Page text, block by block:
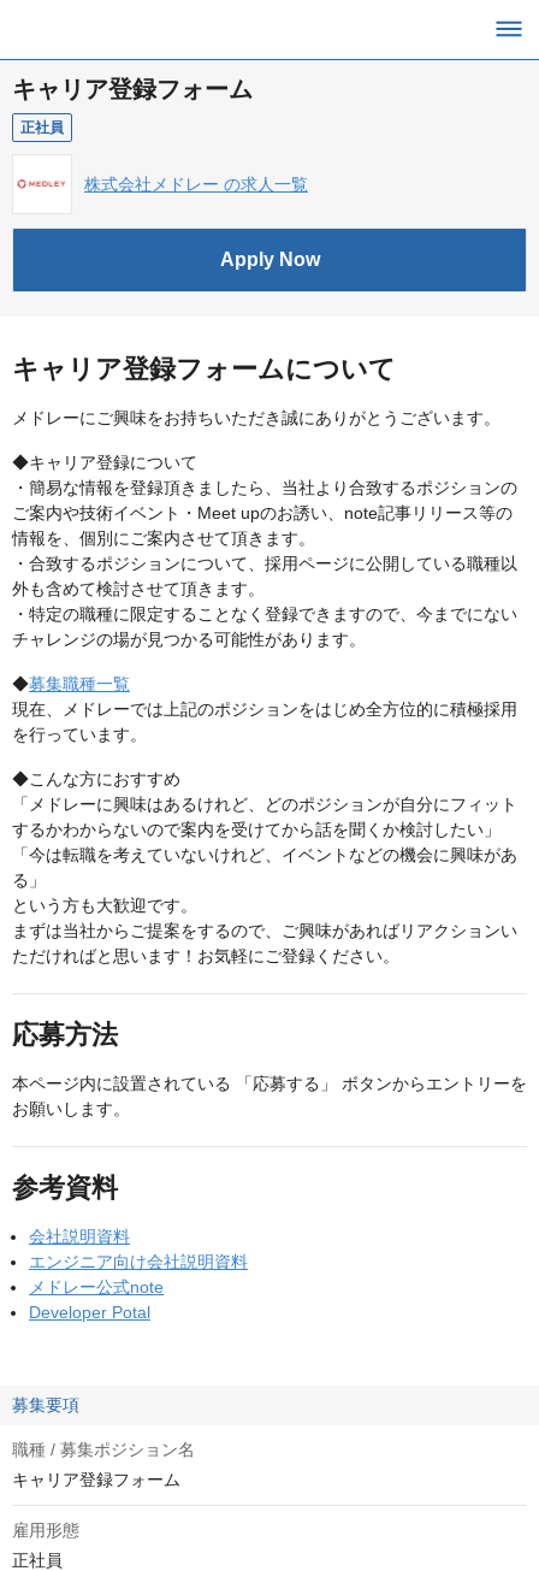
キャリア登録フォーム
正社員
株式会社メドレー の求人一覧
Apply Now
キャリア登録フォームについて
メドレーにご興味をお持ちいただき誠にありがとうございます。
◆キャリア登録について
・簡易な情報を登録頂きましたら、当社より合致するポジションの
ご案内や技術イベント・Meet upのお誘い、note記事リリース等の
情報を、個別にご案内させて頂きます。
・合致するポジションについて、採用ページに公開している職種以
外も含めて検討させて頂きます。
・特定の職種に限定することなく登録できますので、今までにない
チャレンジの場が見つかる可能性があります。
◆募集職種一覧
現在、メドレーでは上記のポジションをはじめ全方位的に積極採用
を行っています。
◆こんな方におすすめ
「メドレーに興味はあるけれど、どのポジションが自分にフィット
するかわからないので案内を受けてから話を聞くか検討したい」
「今は転職を考えていないけれど、イベントなどの機会に興味があ
る」
という方も大歓迎です。
まずは当社からご提案をするので、ご興味があればリアクションい
ただければと思います！お気軽にご登録ください。
応募方法
本ページ内に設置されている 「応募する」 ボタンからエントリーを
お願いします。
参考資料
会社説明資料
エンジニア向け会社説明資料
メドレー公式note
Developer Potal
募集要項
職種 / 募集ポジション名
キャリア登録フォーム
雇用形態
正社員